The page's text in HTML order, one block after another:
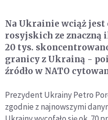
Na Ukrainie wciąż jest
rosyjskich ze znaczną
20 tys.
granicy z Ukrainą -
źródło w NATO
Prezydent Ukrainy Petro
zgodnie z najnowszymi